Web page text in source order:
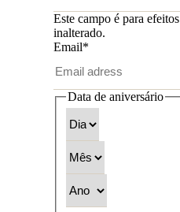
Este campo é para
inalterado.
Email*
Data de aniversário